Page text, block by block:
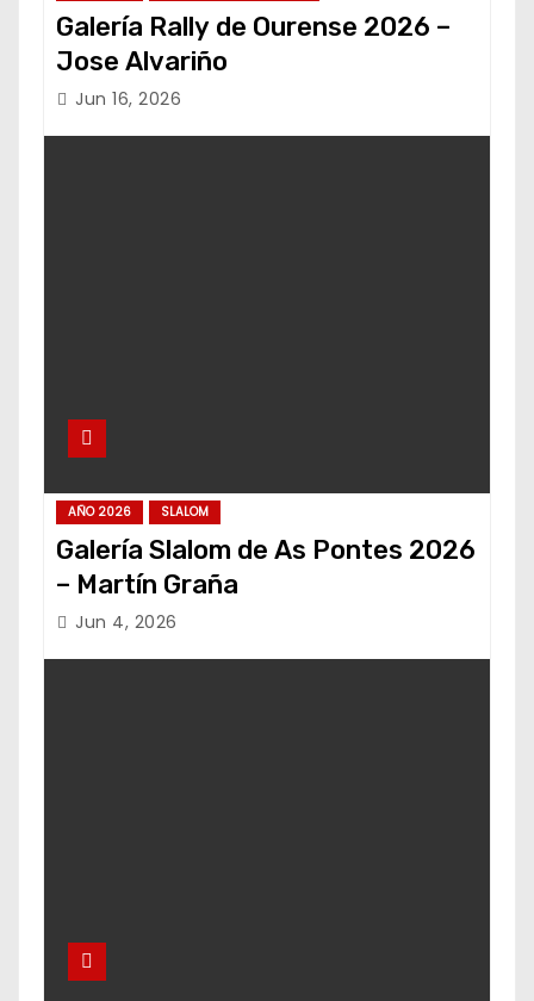
Galería Rally de Ourense 2026 –
Jose Alvariño
Jun 16, 2026
AÑO 2026 SLALOM
Galería Slalom de As Pontes 2026
– Martín Graña
Jun 4, 2026